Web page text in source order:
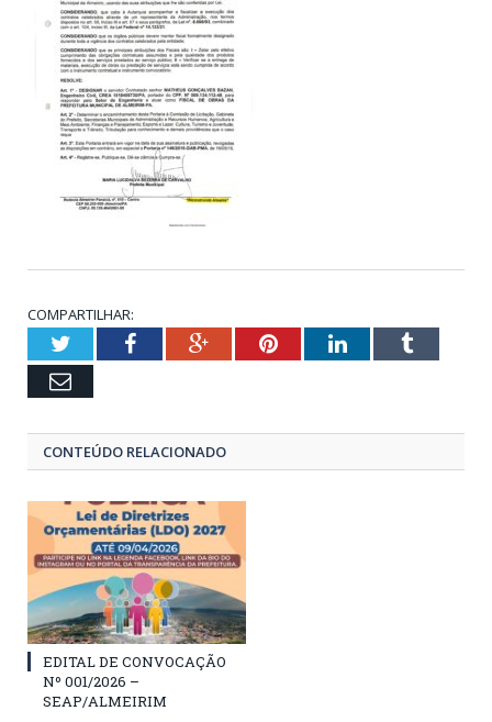
COMPARTILHAR:
TwitterFacebookGoogle+PinterestLinkedInTumblr
Email
CONTEÚDO RELACIONADO
EDITAL DE CONVOCAÇÃO
Nº 001/2026 –
SEAP/ALMEIRIM